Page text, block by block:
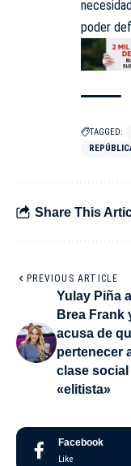
poder
TAGGED:
Share This
PREVIOUS ARTICLE
Yulay Piña
Brea Frank
acusa de
pertenecer
clase social
«elitista»
Facebook
Like